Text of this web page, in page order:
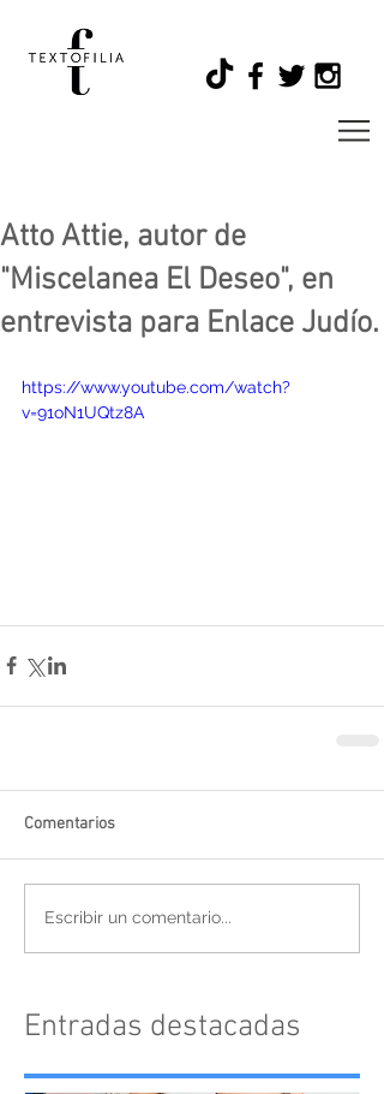
Atto Attie, autor de
"Miscelanea El Deseo", en
entrevista para Enlace Judío.
https://www.youtube.com/watch?
v=91oN1UQtz8A
Comentarios
Escribir un comentario...
Entradas destacadas